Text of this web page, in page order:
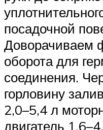
посадочной
Доворачиваем
оборота для
соединения.
горловину
2,0–5,4 л
двигатель